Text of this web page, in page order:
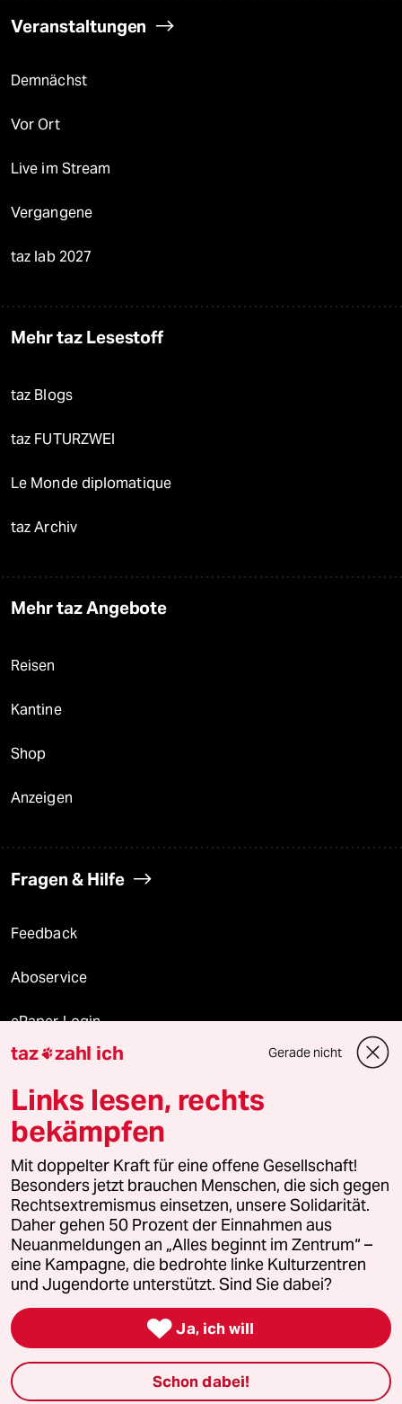
Veranstaltungen
Demnächst
Vor Ort
Live im Stream
Vergangene
taz lab 2027
Mehr taz Lesestoff
taz Blogs
taz FUTURZWEI
Le Monde diplomatique
taz Archiv
Mehr taz Angebote
Reisen
Kantine
Shop
Anzeigen
Fragen & Hilfe
Feedback
Aboservice
ePaper Login
Downloads für Abonnierende
© 2026 taz Verlags und Vertriebs GmbH
Alle Rechte vorbehalten. Bei rechtlichen Fragen oder für Genehmigungen
wenden Sie sich bitte an
lizenzen@taz.de
Feedback Redaktionsstatut Kommune-Richtlinien
Leitlinie Informant Datenschutz Impressum AGB
Seitenwende Einwilligungen widerrufen (Ads)
taz zahl ich Gerade nicht
Links lesen, rechts
bekämpfen
Mit doppelter Kraft für eine offene Gesellschaft!
Besonders jetzt brauchen Menschen, die sich gegen
Rechtsextremismus einsetzen, unsere Solidarität.
Daher gehen 50 Prozent der Einnahmen aus
Neuanmeldungen an „Alles beginnt im Zentrum“ –
eine Kampagne, die bedrohte linke Kulturzentren
und Jugendorte unterstützt. Sind Sie dabei?
 Ja, ich will
Schon dabei!